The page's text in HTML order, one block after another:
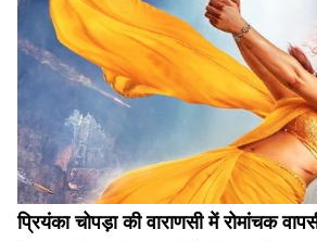
प्रियंका चोपड़ा की वाराणसी में रोमांचक